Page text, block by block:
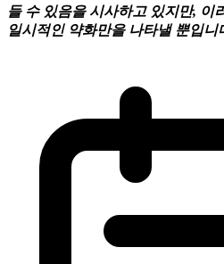
들 수 있음을 시사하고 있지만, 이
일시적인 약화만을 나타낼 뿐입니